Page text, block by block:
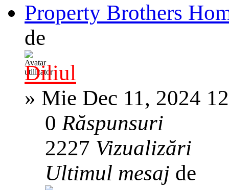
Property Brothers
de
Diliul
» Mie Dec 11, 2024
0Răspunsuri
2227 Vizualizări
Ultimul mesaj de